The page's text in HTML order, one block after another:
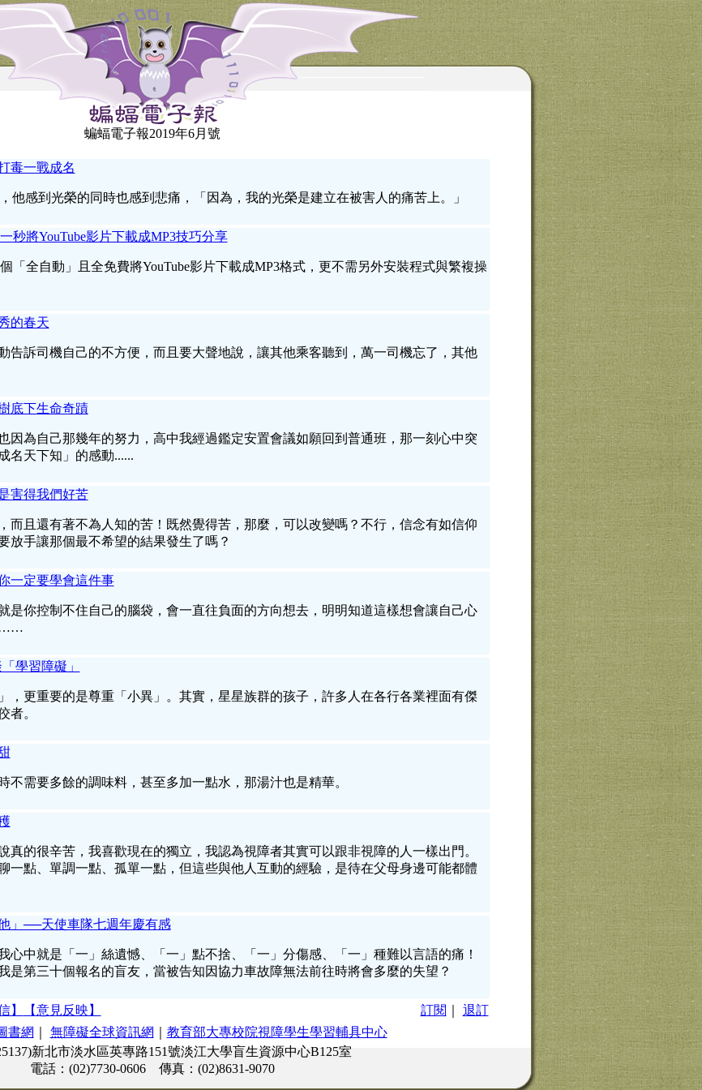
蝙蝠電子報2019年6月號
毒一戰成名
他感到光榮的同時也感到悲痛，「因為，我的光榮是建立在被害人的痛苦上。」
秒將YouTube影片下載成MP3技巧分享
「全自動」且全免費將YouTube影片下載成MP3格式，更不需另外安裝程式與繁複操
的春天
告訴司機自己的不方便，而且要大聲地說，讓其他乘客聽到，萬一司機忘了，其他
底下生命奇蹟
因為自己那幾年的努力，高中我經過鑑定安置會議如願回到普通班，那一刻心中突
名天下知」的感動......
害得我們好苦
而且還有著不為人知的苦！既然覺得苦，那麼，可以改變嗎？不行，信念有如信仰
放手讓那個最不希望的結果發生了嗎？
一定要學會這件事
是你控制不住自己的腦袋，會一直往負面的方向想去，明明知道這樣想會讓自己心
……
學習障礙」
，更重要的是尊重「小異」。其實，星星族群的孩子，許多人在各行各業裡面有傑
者。
不需要多餘的調味料，甚至多加一點水，那湯汁也是精華。
真的很辛苦，我喜歡現在的獨立，我認為視障者其實可以跟非視障的人一樣出門。
一點、單調一點、孤單一點，但這些與他人互動的經驗，是待在父母身邊可能都體
」──天使車隊七週年慶有感
心中就是「一」絲遺憾、「一」點不捨、「一」分傷感、「一」種難以言語的痛！
是第三十個報名的盲友，當被告知因協力車故障無法前往時將會多麼的失望？
】 【意見反映】 訂閱
退訂
書網
無障礙全球資訊網
教育部大專校院視障學生學習輔具中心
新北市淡水區英專路151號淡江大學盲生資源中心B125室
電話：(02)7730-0606 傳真：(02)8631-9070